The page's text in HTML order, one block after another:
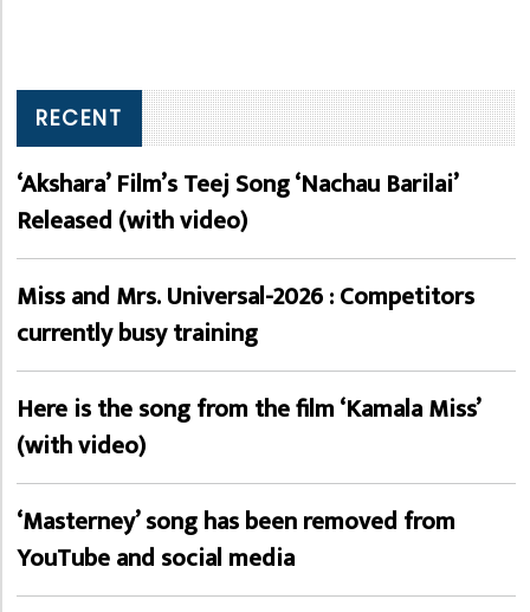
RECENT
‘Akshara’ Film’s Teej Song ‘Nachau Barilai’
Released (with video)
Miss and Mrs. Universal-2026 : Competitors
currently busy training
Here is the song from the film ‘Kamala Miss’
(with video)
‘Masterney’ song has been removed from
YouTube and social media